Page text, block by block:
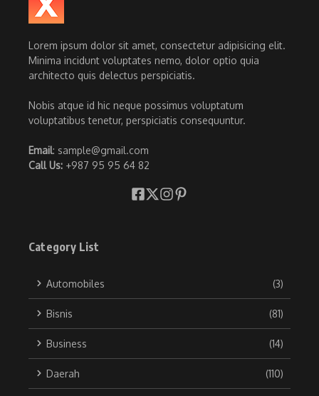
Lorem ipsum dolor sit amet, consectetur adipisicing elit.
Minima incidunt voluptates nemo, dolor optio quia
architecto quis delectus perspiciatis.
Nobis atque id hic neque possimus voluptatum
voluptatibus tenetur, perspiciatis consequuntur.
Email: sample@gmail.com
Call Us: +987 95 95 64 82
Category List
Automobiles (3)
Bisnis (81)
Business (14)
Daerah (110)